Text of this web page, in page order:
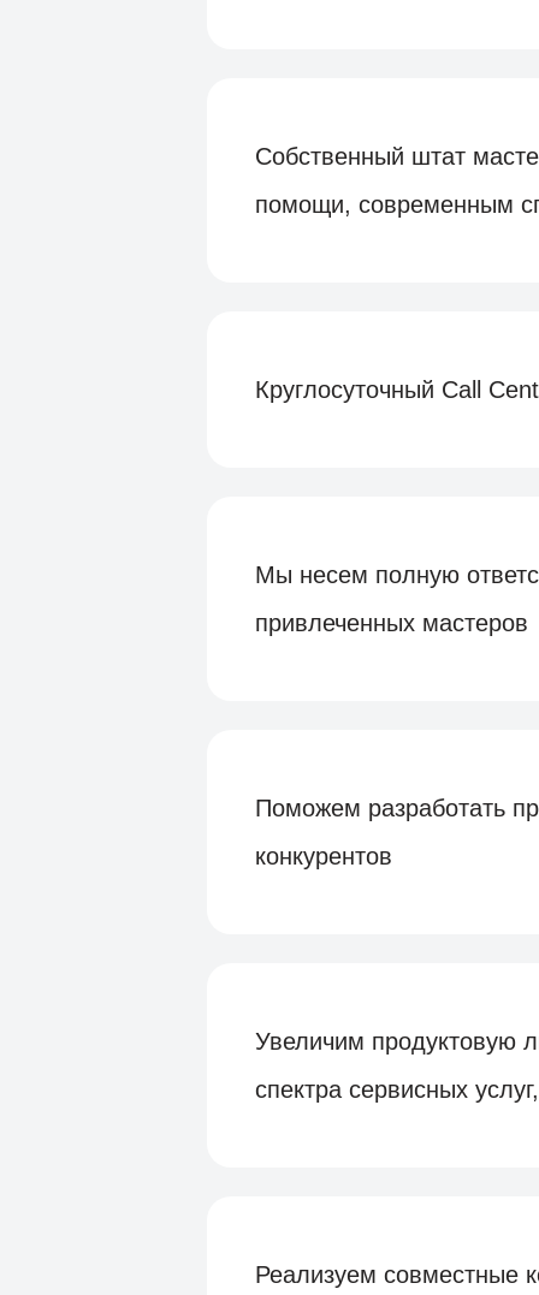
Собственный штат
помощи, современным
Круглосуточный Call
Мы несем полную
привлеченных мастеров
Поможем разработать
конкурентов
Увеличим продуктовую
спектра сервисных
Реализуем совместные